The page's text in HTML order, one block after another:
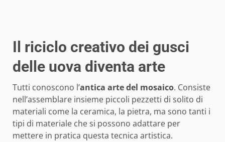
Il riciclo creativo dei gusci
delle uova diventa arte
Tutti conoscono l’antica arte del mosaico. Consiste
nell’assemblare insieme piccoli pezzetti di solito di
materiali come la ceramica, la pietra, ma sono tanti i
tipi di materiale che si possono adattare per
mettere in pratica questa tecnica artistica.